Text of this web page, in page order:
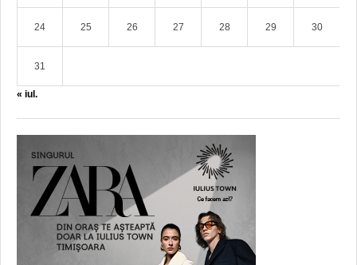
24 25 26 27 28 29 30
31
« iul.